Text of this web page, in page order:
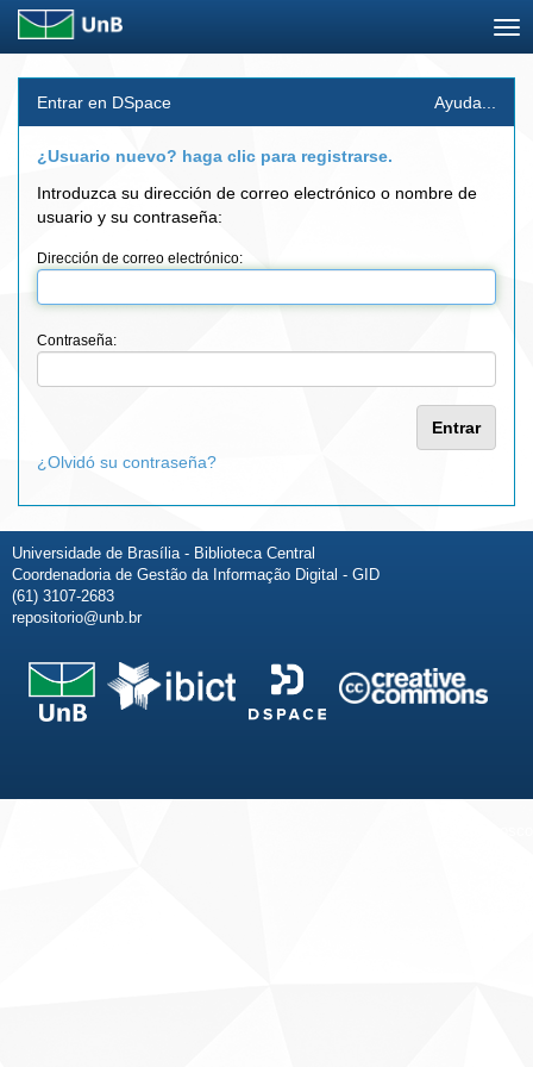
navigationEntrar en DSpace Ayuda...
¿Usuario nuevo? haga clic para registrarse.
Introduzca su dirección de correo electrónico o nombre de
usuario y su contraseña:
Dirección de correo electrónico:
Contraseña:
¿Olvidó su contraseña?
Universidade de Brasília - Biblioteca Central
Coordenadoria de Gestão da Informação Digital - GID
(61) 3107-2683
repositorio@unb.br